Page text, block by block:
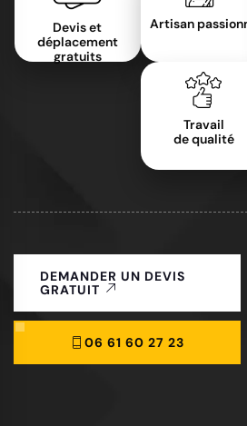
Devis et
déplacement
gratuits
Artisan
Travail
de qualité
DEMANDER UN DEVIS
GRATUIT
06 61 60 27 23